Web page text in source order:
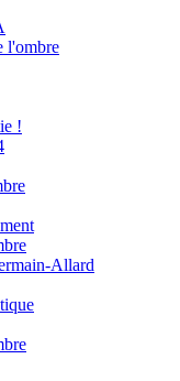
l'ombre
!
Allard